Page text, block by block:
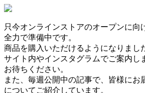
只今オンラインストアのオープンに向
全力で準備中です。
商品を購入いただけるようになりまし
サイト内やインスタグラムでご案内し
お待ちください。
また、毎週公開中の記事で、皆様にお
についてご紹介しています。